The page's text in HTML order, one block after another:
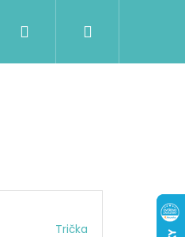
Přihlášení
Trička